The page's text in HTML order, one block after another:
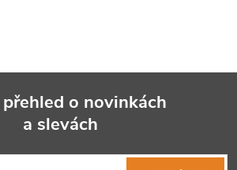
o novinkách
a slevách